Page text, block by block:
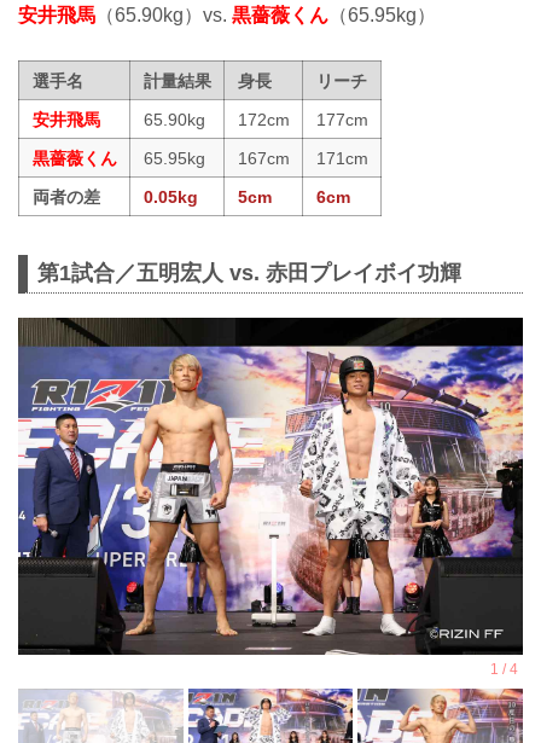
安井飛馬 （65.90kg）vs. 黒薔薇くん （65.95kg）
選手名 計量結果 身長
リーチ
安井飛馬
65.90kg 172cm
177cm
黒薔薇くん
65.95kg 167cm
171cm
両者の差
0.05kg 5cm 6cm
第1試合／五明宏人 vs. 赤田プレイボイ功輝